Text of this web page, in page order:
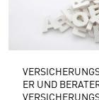
ER UND